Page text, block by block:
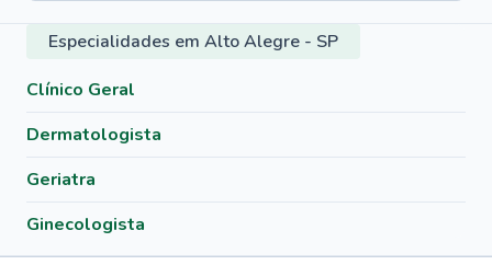
Especialidades em Alto Alegre - SP
Clínico Geral
Dermatologista
Geriatra
Ginecologista